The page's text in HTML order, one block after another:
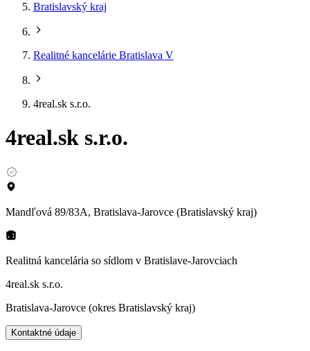
Bratislavský kraj
Realitné kancelárie Bratislava V
4real.sk s.r.o.
4real.sk s.r.o.
Mandľová 89/83A, Bratislava-Jarovce (Bratislavský kraj)
Realitná kancelária so sídlom v Bratislave-Jarovciach
4real.sk s.r.o.
Bratislava-Jarovce (okres Bratislavský kraj)
Kontaktné údaje